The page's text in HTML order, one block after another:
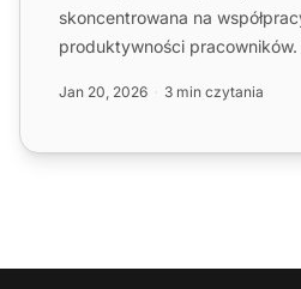
skoncentrowana na
produktywności
Jan 20, 2026 3 min czytania